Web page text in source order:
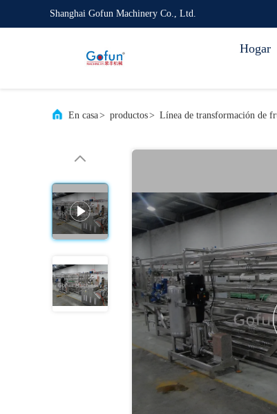
Shanghai Gofun Machinery Co., Ltd.
Hogar
En casa> productos> Línea de transformación de